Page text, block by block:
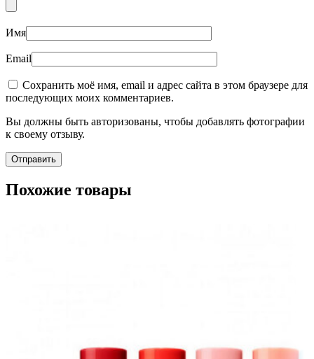
Имя
Email
Сохранить моё имя, email и адрес сайта в этом браузере для
последующих моих комментариев.
Вы должны быть авторизованы, чтобы добавлять фотографии
к своему отзыву.
Похожие товары